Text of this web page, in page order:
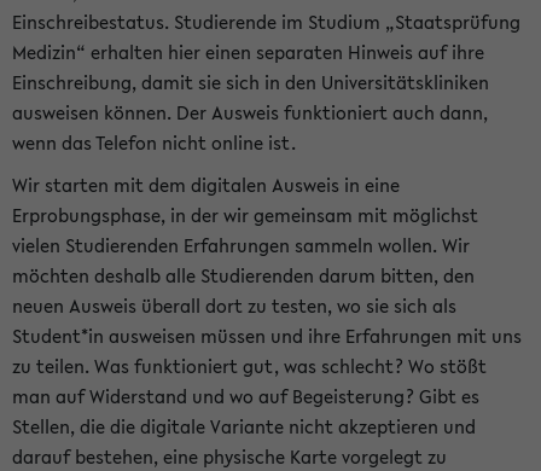
Einschreibestatus. Studierende im Studium „Staatsprüfung
Medizin“ erhalten hier einen separaten Hinweis auf ihre
Einschreibung, damit sie sich in den Universitätskliniken
ausweisen können. Der Ausweis funktioniert auch dann,
wenn das Telefon nicht online ist.
Wir starten mit dem digitalen Ausweis in eine
Erprobungsphase, in der wir gemeinsam mit möglichst
vielen Studierenden Erfahrungen sammeln wollen. Wir
möchten deshalb alle Studierenden darum bitten, den
neuen Ausweis überall dort zu testen, wo sie sich als
Student*in ausweisen müssen und ihre Erfahrungen mit uns
zu teilen. Was funktioniert gut, was schlecht? Wo stößt
man auf Widerstand und wo auf Begeisterung? Gibt es
Stellen, die die digitale Variante nicht akzeptieren und
darauf bestehen, eine physische Karte vorgelegt zu